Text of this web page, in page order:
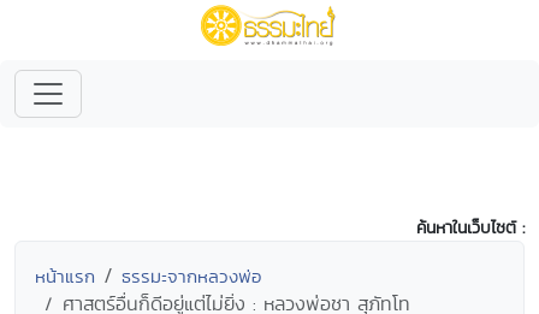
ค้นหาในเว็บไซต์ :
หน้าแรก ธรรมะจากหลวงพ่อ
ศาสตร์อื่นก็ดีอยู่แต่ไม่ยิ่ง : หลวงพ่อชา สุภัทโท